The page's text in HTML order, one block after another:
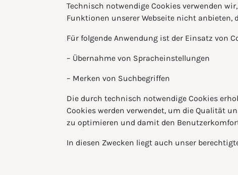
Technisch notwendige Cookies verwenden
Funktionen unserer Webseite nicht anbieten,
Für folgende Anwendung ist der Einsatz von
– Übernahme von Spracheinstellungen
– Merken von Suchbegriffen
Die durch technisch notwendige Cookies
Cookies werden verwendet, um die Qualität
zu optimieren und damit den
In diesen Zwecken liegt auch unser